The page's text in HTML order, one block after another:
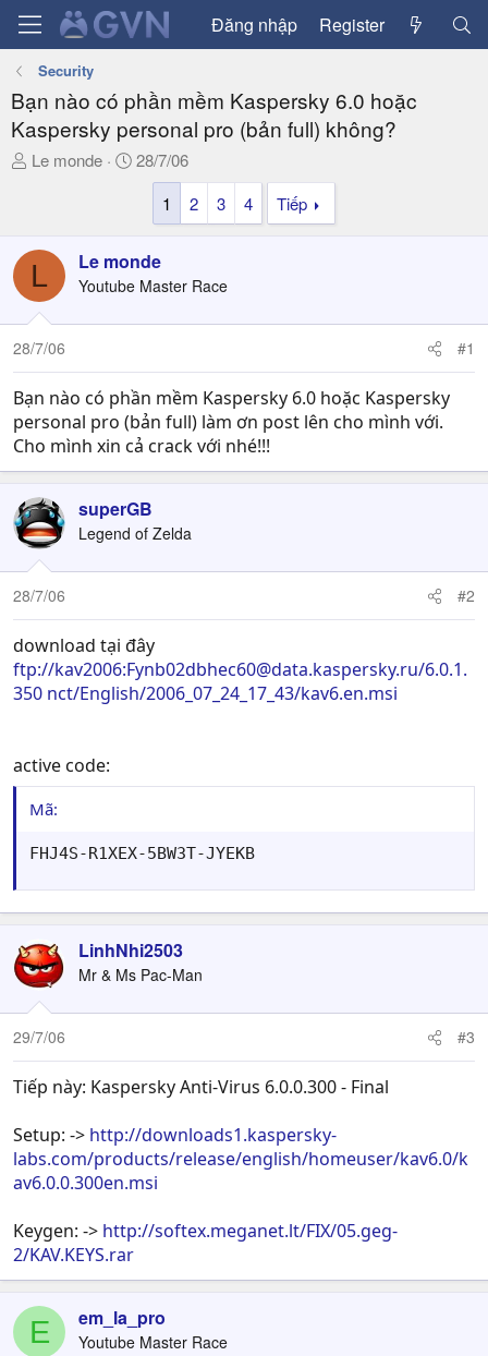
Đăng nhập Register
Security
Bạn nào có phần mềm Kaspersky 6.0 hoặc
Kaspersky personal pro (bản full) không?
T
a
s
t
a
e
r
Le monde
N
ử
28/7/06
1
2 3 4 Tiếp
L Le monde
Youtube Master Race
28/7/06 #1
Bạn nào có phần mềm Kaspersky 6.0 hoặc Kaspersky
personal pro (bản full) làm ơn post lên cho mình với.
Cho mình xin cả crack với nhé!!!
superGB
Legend of Zelda
28/7/06 #2
download tại đây
ftp://kav2006:Fynb02dbhec60@data.kaspersky.ru/6.0.1.
350 nct/English/2006_07_24_17_43/kav6.en.msi
active code:
Mã:
FHJ4S-R1XEX-5BW3T-JYEKB
LinhNhi2503
Mr & Ms Pac-Man
29/7/06 #3
Tiếp này: Kaspersky Anti-Virus 6.0.0.300 - Final
Setup: -> http://downloads1.kaspersky-
labs.com/products/release/english/homeuser/kav6.0/k
av6.0.0.300en.msi
Keygen: -> http://softex.meganet.lt/FIX/05.geg-
2/KAV.KEYS.rar
E em_la_pro
Youtube Master Race